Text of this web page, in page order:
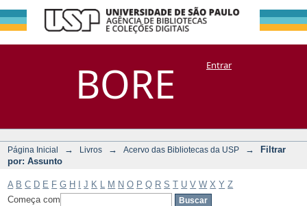
BORE
Filtrar por:
Assunto
DSpace/Manakin + CoriscoEntrar
Página Inicial → Livros → Acervo das Bibliotecas da USP →
Filtrar
por: Assunto
A B C D E F G H J K M N O P Q R S T U V W X Y Z
Começa com